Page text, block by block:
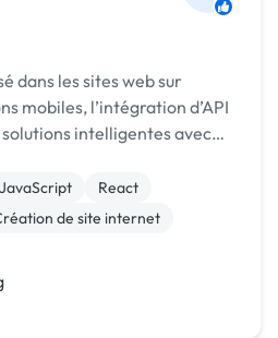
dans les sites web sur
mobiles, l’intégration d’API
intelligentes avec
JavaScript
React
de site internet